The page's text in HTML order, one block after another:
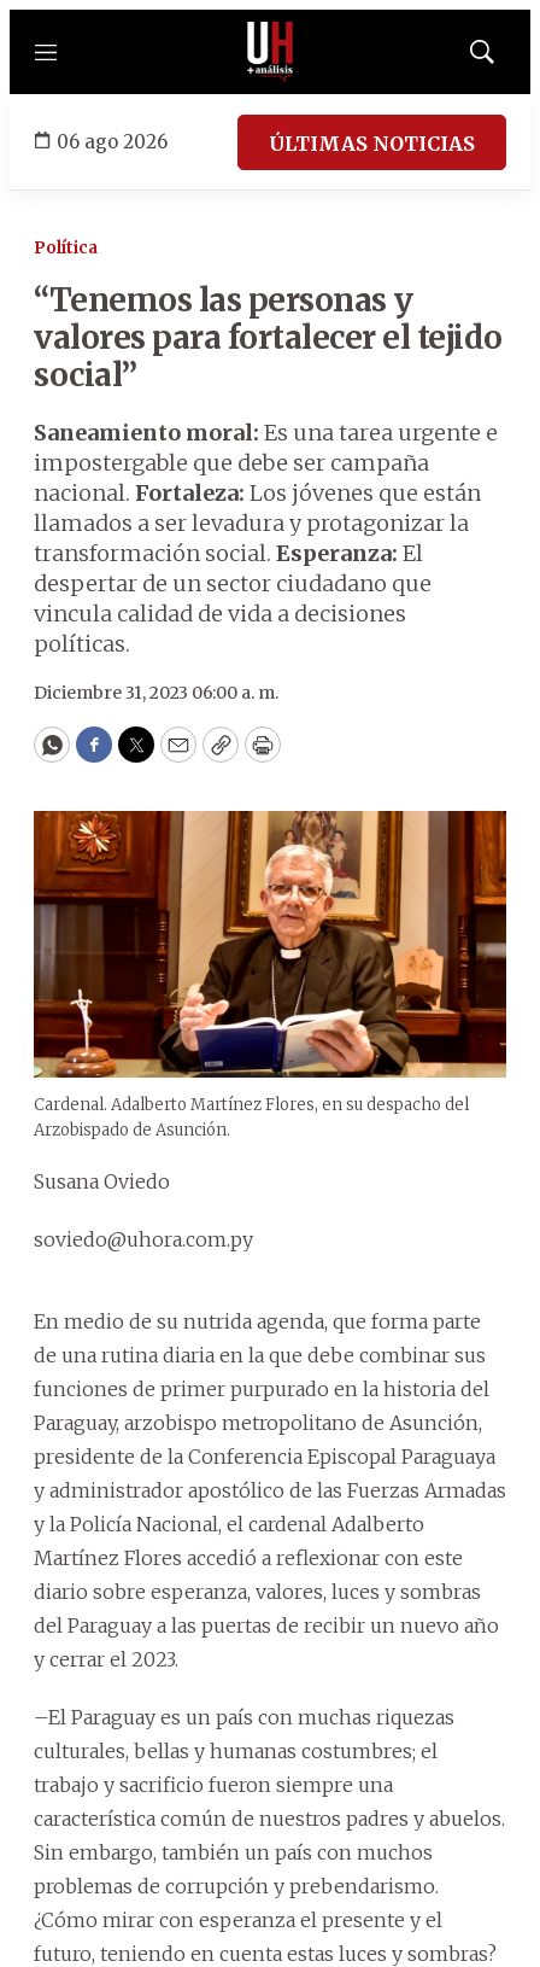
Menú
Mostrar
06 ago 2026 ÚLTIMAS NOTICIAS
Política
“Tenemos las personas y
valores para fortalecer el tejido
social”
Saneamiento moral: Es una tarea urgente e
impostergable que debe ser campaña
nacional. Fortaleza: Los jóvenes que están
llamados a ser levadura y protagonizar la
transformación social. Esperanza: El
despertar de un sector ciudadano que
vincula calidad de vida a decisiones
políticas.
Diciembre 31, 2023 06:00 a. m.
WhatsApp
Facebook
Twitter
EmailCopyPrint
Cardenal. Adalberto Martínez Flores, en su despacho del
Arzobispado de Asunción.
Susana Oviedo
soviedo@uhora.com.py
En medio de su nutrida agenda, que forma parte
de una rutina diaria en la que debe combinar sus
funciones de primer purpurado en la historia del
Paraguay, arzobispo metropolitano de Asunción,
presidente de la Conferencia Episcopal Paraguaya
y administrador apostólico de las Fuerzas Armadas
y la Policía Nacional, el cardenal Adalberto
Martínez Flores accedió a reflexionar con este
diario sobre esperanza, valores, luces y sombras
del Paraguay a las puertas de recibir un nuevo año
y cerrar el 2023.
–El Paraguay es un país con muchas riquezas
culturales, bellas y humanas costumbres; el
trabajo y sacrificio fueron siempre una
característica común de nuestros padres y abuelos.
Sin embargo, también un país con muchos
problemas de corrupción y prebendarismo.
¿Cómo mirar con esperanza el presente y el
futuro, teniendo en cuenta estas luces y sombras?